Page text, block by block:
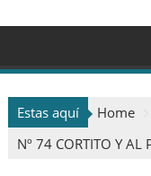
Estas aquí Home
Nº 74 CORTITO Y